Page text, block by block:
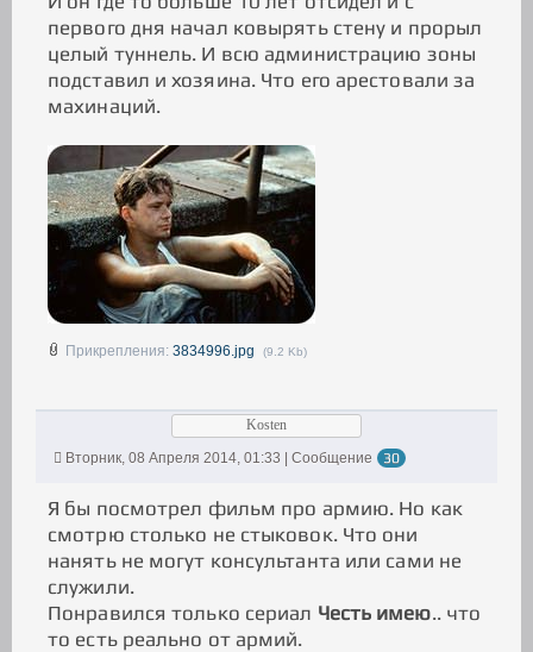
первого дня начал ковырять стену и прорыл
целый туннель. И всю администрацию зоны
подставил и хозяина. Что его арестовали за
махинаций.
Прикрепления: 3834996.jpg (9.2 Kb)
Kosten
Вторник, 08 Апреля 2014, 01:33 | Сообщение
30
Я бы посмотрел фильм про армию. Но как
смотрю столько не стыковок. Что они
нанять не могут консультанта или сами не
служили.
Понравился только сериал Честь имею.. что
то есть реально от армий.